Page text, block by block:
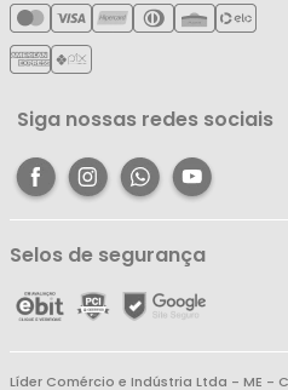
Política de Reembolso
Meus Favoritos
Central de Atendimento
Siga nossas redes sociais
Selos de segurança
Líder Comércio e Indústria Ltda - ME -